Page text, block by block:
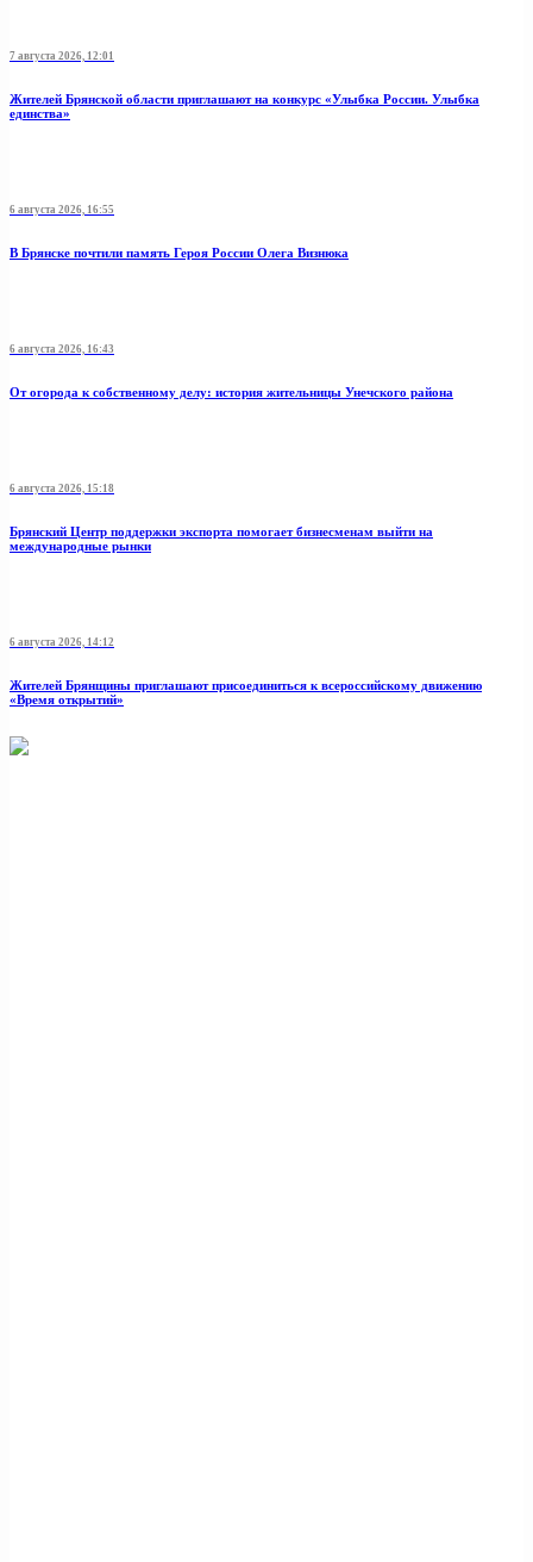
7 августа 2026, 12:01
Жителей Брянской области приглашают на конкурс «Улыбка России. Улыбка
единства»
6 августа 2026, 16:55
В Брянске почтили память Героя России Олега Визнюка
6 августа 2026, 16:43
От огорода к собственному делу: история жительницы Унечского района
6 августа 2026, 15:18
Брянский Центр поддержки экспорта помогает бизнесменам выйти на
международные рынки
6 августа 2026, 14:12
Жителей Брянщины приглашают присоединиться к всероссийскому движению
«Время открытий»